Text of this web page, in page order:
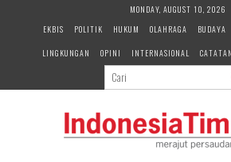
MONDAY, AUGUST 10, 2026
EKBIS
POLITIK HUKUM OLAHRAGA BUDAYA
LINGKUNGAN
OPINI INTERNASIONAL